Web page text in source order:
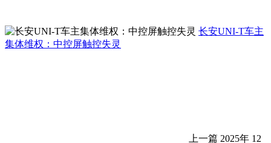
长安UNI-T车主
集体维权：中控屏触控失灵
上一篇 2025年 12